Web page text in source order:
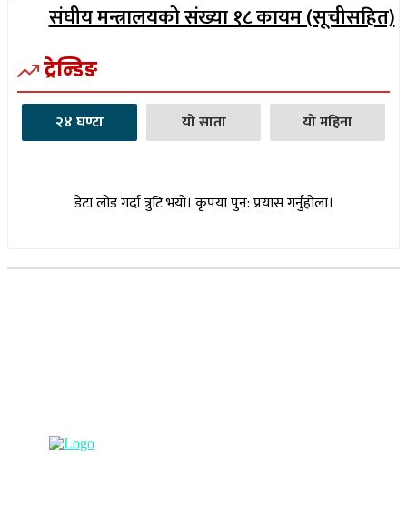
संघीय मन्त्रालयको संख्या १८ कायम (सूचीसहित)
ट्रेन्डिङ
२४ घण्टा यो साता यो महिना
डेटा लोड गर्दा त्रुटि भयो। कृपया पुन: प्रयास गर्नुहोला।